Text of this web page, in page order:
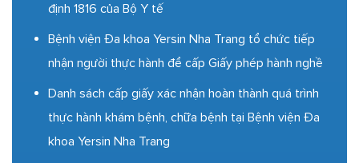
định 1816 của Bộ Y tế
Bệnh viện Đa khoa Yersin Nha Trang tổ chức tiếp
nhận người thực hành để cấp Giấy phép hành nghề
Danh sách cấp giấy xác nhận hoàn thành quá trình
thực hành khám bệnh, chữa bệnh tại Bệnh viện Đa
khoa Yersin Nha Trang